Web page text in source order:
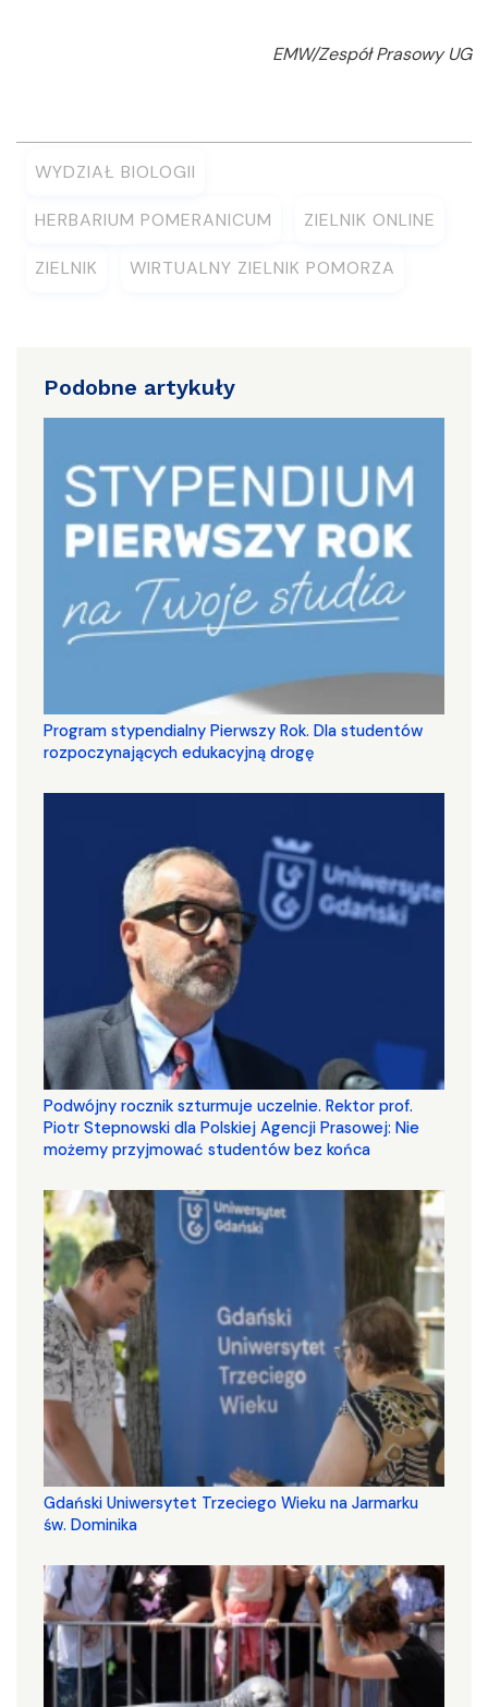
EMW/Zespół Prasowy UG
WYDZIAŁ BIOLOGII
HERBARIUM POMERANICUM ZIELNIK ONLINE
ZIELNIK WIRTUALNY ZIELNIK POMORZA
Podobne artykuły
Program stypendialny Pierwszy Rok. Dla studentów
rozpoczynających edukacyjną drogę
Podwójny rocznik szturmuje uczelnie. Rektor prof.
Piotr Stepnowski dla Polskiej Agencji Prasowej: Nie
możemy przyjmować studentów bez końca
Gdański Uniwersytet Trzeciego Wieku na Jarmarku
św. Dominika